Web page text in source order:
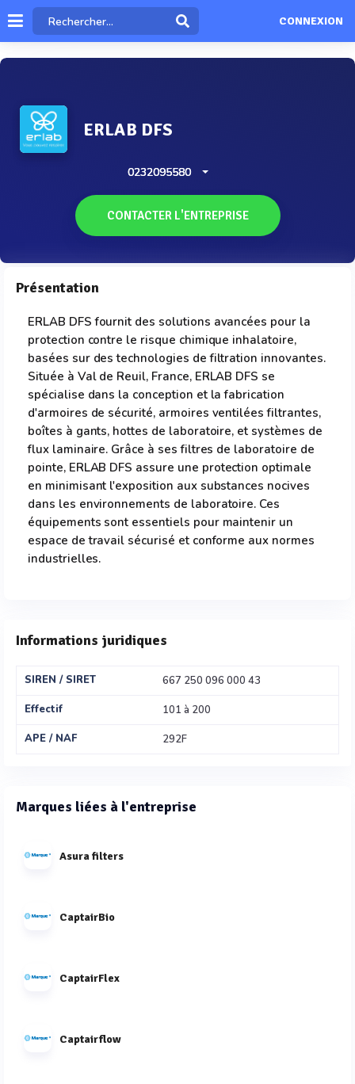
CONNEXION
ERLAB DFS
0232095580
CONTACTER L'ENTREPRISE
Présentation
ERLAB DFS fournit des solutions avancées pour la
protection contre le risque chimique inhalatoire,
basées sur des technologies de filtration innovantes.
Située à Val de Reuil, France, ERLAB DFS se
spécialise dans la conception et la fabrication
d'armoires de sécurité, armoires ventilées filtrantes,
boîtes à gants, hottes de laboratoire, et systèmes de
flux laminaire. Grâce à ses filtres de laboratoire de
pointe, ERLAB DFS assure une protection optimale
en minimisant l'exposition aux substances nocives
dans les environnements de laboratoire. Ces
équipements sont essentiels pour maintenir un
espace de travail sécurisé et conforme aux normes
industrielles.
Informations juridiques
SIREN / SIRET
667 250 096 000 43
Effectif
101 à 200
APE / NAF
292F
Marques liées à l'entreprise
Asura filters
CaptairBio
CaptairFlex
Captairflow